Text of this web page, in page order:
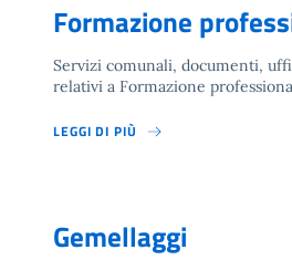
Formazione
Servizi comunali, documenti,
relativi a Formazione
LEGGI DI PIÙ
Gemellaggi